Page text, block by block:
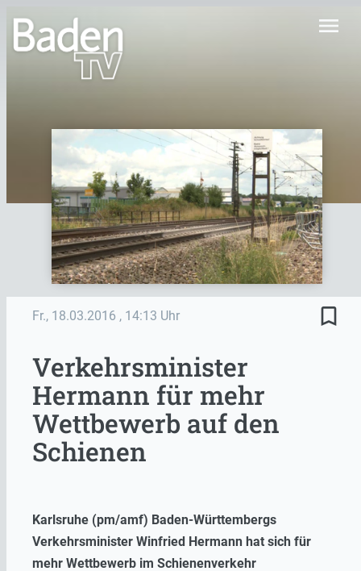
menu
Fr., 18.03.2016 , 14:13 Uhr bookmark_border
Verkehrsminister
Hermann für mehr
Wettbewerb auf den
Schienen
Karlsruhe (pm/amf) Baden-Württembergs
Verkehrsminister Winfried Hermann hat sich für
mehr Wettbewerb im Schienenverkehr